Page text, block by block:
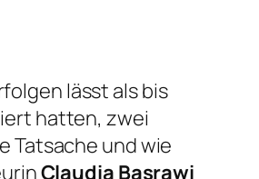
lässt als bis
hatten, zwei
Tatsache und wie
Claudia Basrawi